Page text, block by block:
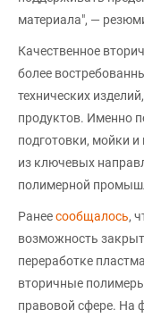
материала", —
Качественное
более
технических
продуктов. Именно
подготовки, мойки и
из ключевых
полимерной
Ранеесообщалось,
возможность
переработке
вторичные
правовой сфере. На